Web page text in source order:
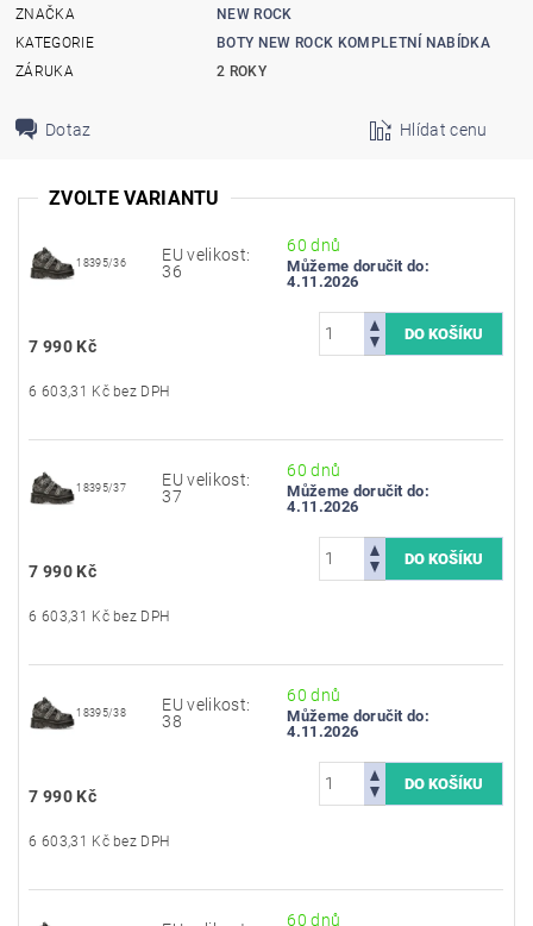
ZNAČKA
NEW ROCK
KATEGORIE
BOTY NEW ROCK KOMPLETNÍ NABÍDKA
ZÁRUKA
2 ROKY
Dotaz Hlídat cenu
ZVOLTE VARIANTU
18395/36
EU velikost:
36
60 dnů
Můžeme doručit do:
4.11.2026
7 990 Kč
6 603,31 Kč bez DPH
18395/37
EU velikost:
37
60 dnů
Můžeme doručit do:
4.11.2026
7 990 Kč
6 603,31 Kč bez DPH
18395/38
EU velikost:
38
60 dnů
Můžeme doručit do:
4.11.2026
7 990 Kč
6 603,31 Kč bez DPH
60 dnů